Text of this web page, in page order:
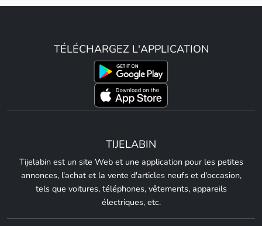
TÉLÉCHARGEZ L'APPLICATION
TIJELABIN
Tijelabin est un site Web et une application pour les petites
annonces, l'achat et la vente d'articles neufs et d'occasion,
tels que voitures, téléphones, vêtements, appareils
électriques, etc.